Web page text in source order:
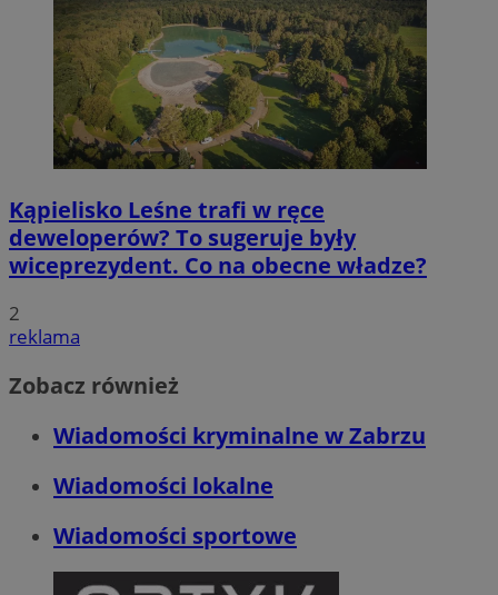
Kąpielisko Leśne trafi w ręce
deweloperów? To sugeruje były
wiceprezydent. Co na obecne władze?
2
reklama
Zobacz również
Wiadomości kryminalne w Zabrzu
Wiadomości lokalne
Wiadomości sportowe